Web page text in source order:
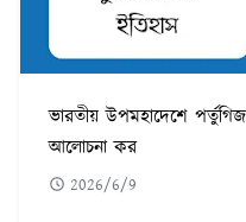
ভারতীয় উপমহাদেশে
আলোচনা কর
2026/6/9